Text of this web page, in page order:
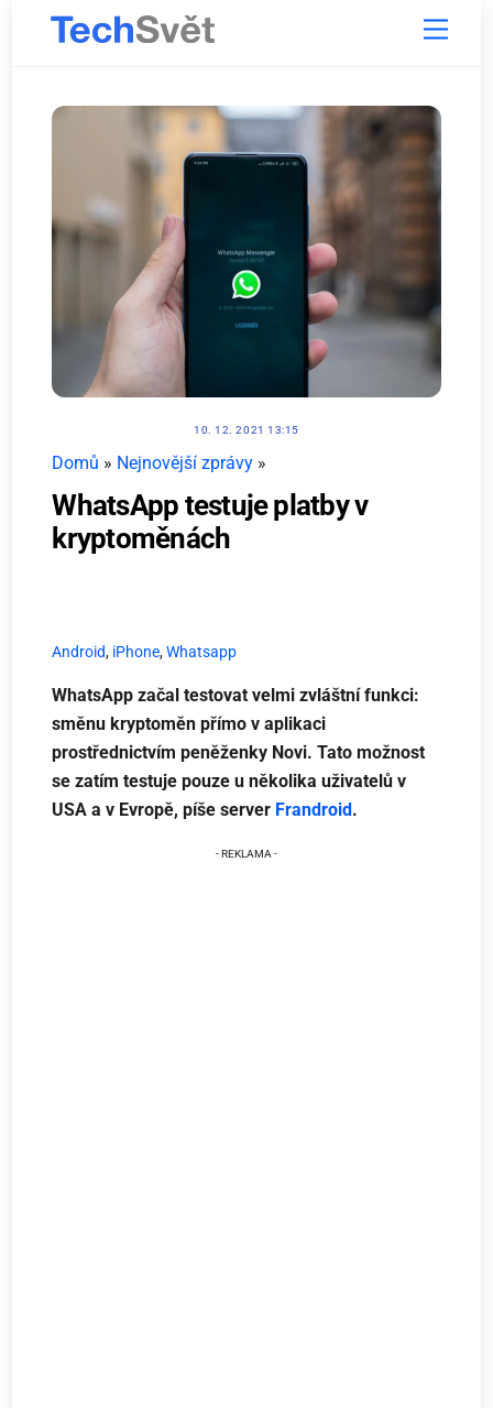
Menu
10. 12. 2021 13:15
Domů » Nejnovější zprávy »
WhatsApp testuje platby v
kryptoměnách
Android, iPhone,Whatsapp
WhatsApp začal testovat velmi zvláštní funkci:
směnu kryptoměn přímo v aplikaci
prostřednictvím peněženky Novi. Tato možnost
se zatím testuje pouze u několika uživatelů v
USA a v Evropě, píše server Frandroid.